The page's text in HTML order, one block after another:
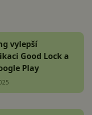
vylepší
Good Lock a
Play